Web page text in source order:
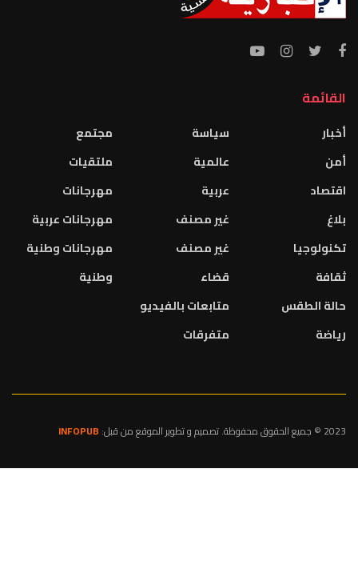
القائمة
أخبار
أمن
اقتصاد
بلاغ
تكنولوجيا
ثقافة
حالة الطقس
رياضة
سياسة
عالمية
عربية
غير مصنف
غير مصنف
قضاء
متابعات بالفيديو
متفرقات
مجتمع
ملتقيات
مهرجانات
مهرجانات عربية
مهرجانات وطنية
وطنية
2023 © جميع الحقوق محفوظة. تصميم و تطوير الموقع من قبل: INFOPUB